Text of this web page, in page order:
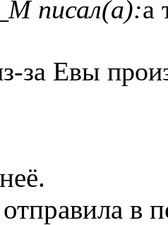
писал(а):а
за Евы
в